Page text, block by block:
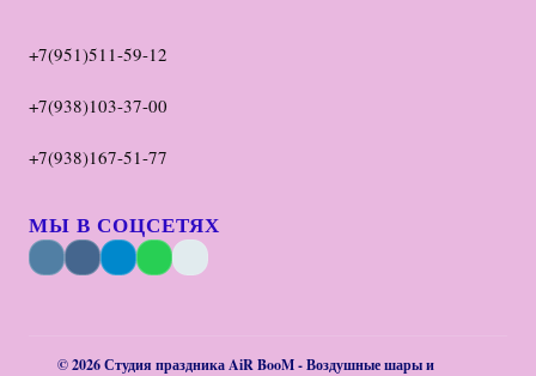
+7(951)511-59-12
+7(938)103-37-00
+7(938)167-51-77
МЫ В СОЦСЕТЯХ
© 2026 Студия праздника AiR BooM - Воздушные шары и